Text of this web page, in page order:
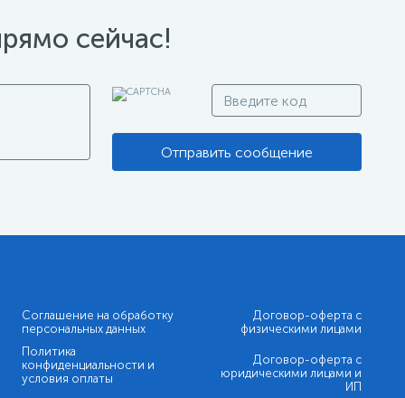
сейчас!
Отправить сообщение
Соглашение на обработку
персональных данных
Политика
конфиденциальности и
условия оплаты
Договор-оферта с
физическими лицами
Договор-оферта с
юридическими лицами и
ИП